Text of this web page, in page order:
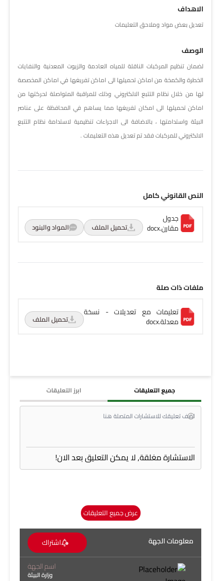
الاهداف
تعديل بعض مواد وملاحق التعليمات
الوصف
لضمان تنظيم المركبات الناقلة للمياه العادمة والزيوت المعدنية والنفايات
الخطرة والكمخة من اماكن تحميلها الى اماكن تفريغها في اماكن المخصصة
لها من خلال نظام التتبع الالكتروني وذلك للمراقبة المتواصلة لحركتها من
اماكن تحميلها الى امكان تفريغها مما يساهم في المحافظة على عناصر
البيئة واستدامتها ، بالاضافة الى الاجراءات تنظيمية لاستدامة نظام التتبع
الالكتروني للمركبات فقد تم تعديل هذه التعليمات .
النص القانوني كامل
جدول
مقارن.docx تحميل الملف المواد والبنود
ملفات ذات صلة
تعليمات مع تعديلات - نسخة
معدلة.docx تحميل الملف
جميع التعليقات ابرز التعليقات
الاستشارة مغلقة, لا يمكن التعليق بعد الان!
عرض جميع التعليقات
معلومات الجهة
اشتراك
اسم الجهة
وزارة البيئة